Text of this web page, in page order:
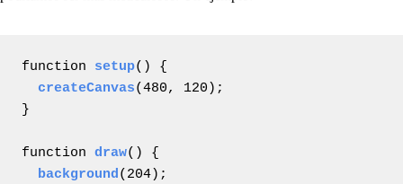
function setup() {
createCanvas(480, 120);
}
function draw() {
background(204);